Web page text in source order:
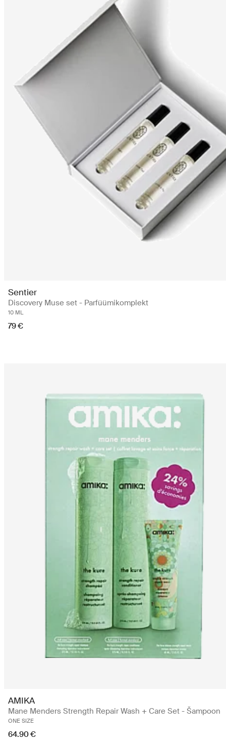
Sentier
Discovery Muse set - Parfüümikomplekt
10 ML
79 €
AMIKA
Mane Menders Strength Repair Wash + Care Set - Šampoon
ONE SIZE
64.90 €